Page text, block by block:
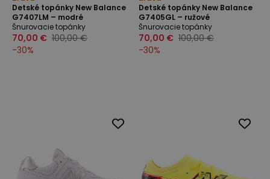
Detské topánky New Balance
G7407LM – modré
Šnurovacie topánky
70,00 € 100,00 €
-30%
Detské topánky New Balance
G7405GL – ružové
Šnurovacie topánky
70,00 € 100,00 €
-30%